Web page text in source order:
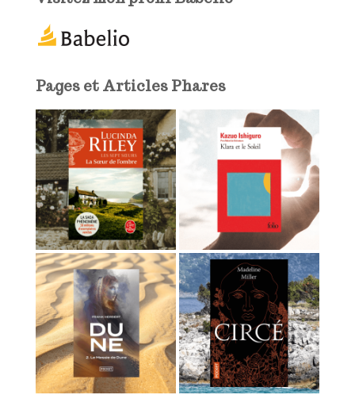
a
Pages et Articles Phares